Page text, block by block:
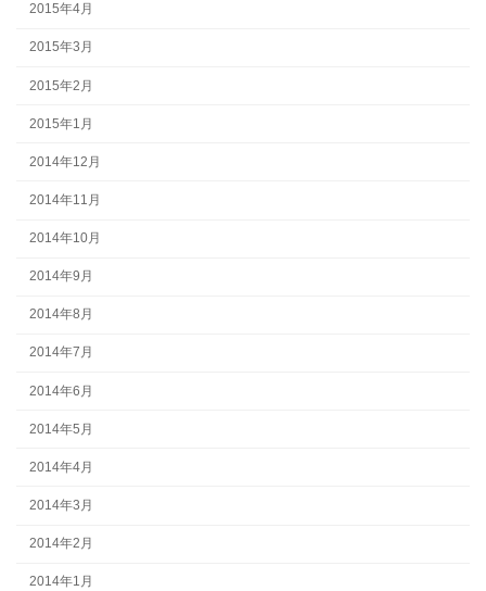
2015年4月
2015年3月
2015年2月
2015年1月
2014年12月
2014年11月
2014年10月
2014年9月
2014年8月
2014年7月
2014年6月
2014年5月
2014年4月
2014年3月
2014年2月
2014年1月